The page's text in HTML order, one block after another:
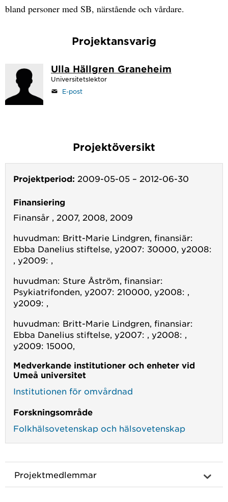
bland personer med SB, närstående och vårdare.
Projektansvarig
Ulla Hällgren Graneheim
Universitetslektor
E-post
Projektöversikt
Projektperiod: 2009-05-05 – 2012-06-30
Finansiering
Finansår , 2007, 2008, 2009
huvudman: Britt-Marie Lindgren, finansiär:
Ebba Danelius stiftelse, y2007: 30000, y2008:
, y2009: ,
huvudman: Sture Åström, finansiar:
Psykiatrifonden, y2007: 210000, y2008: ,
y2009: ,
huvudman: Britt-Marie Lindgren, finansiar:
Ebba Danelius stiftelse, y2007: , y2008: ,
y2009: 15000,
Medverkande institutioner och enheter vid
Umeå universitet
Institutionen för omvårdnad
Forskningsområde
Folkhälsovetenskap och hälsovetenskap
Projektmedlemmar